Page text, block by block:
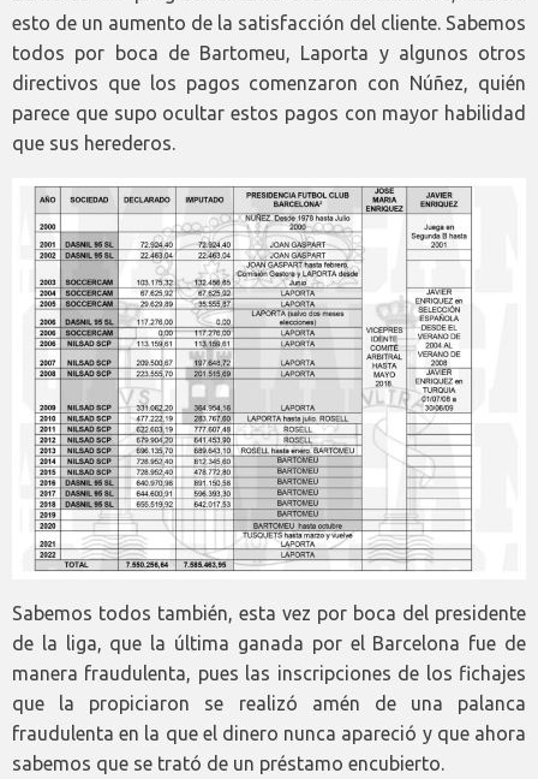
esto de un aumento de la satisfacción del cliente. Sabemos
todos por boca de Bartomeu, Laporta y algunos otros
directivos que los pagos comenzaron con Núñez, quién
parece que supo ocultar estos pagos con mayor habilidad
que sus herederos.
Sabemos todos también, esta vez por boca del presidente
de la liga, que la última ganada por el Barcelona fue de
manera fraudulenta, pues las inscripciones de los fichajes
que la propiciaron se realizó amén de una palanca
fraudulenta en la que el dinero nunca apareció y que ahora
sabemos que se trató de un préstamo encubierto.